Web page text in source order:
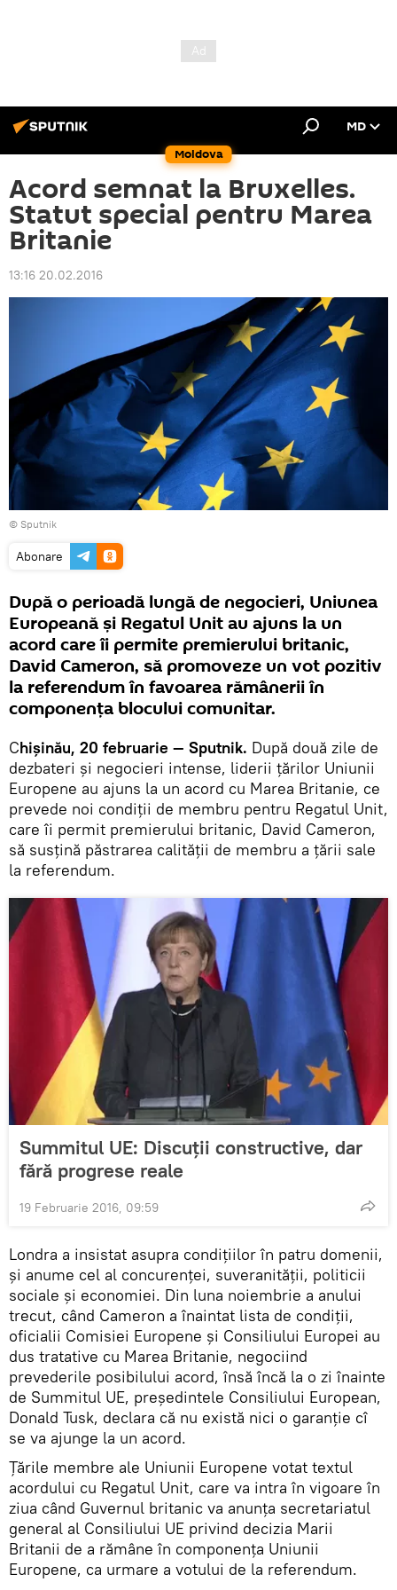
Moldova
MD
Acord semnat la Bruxelles.
Statut special pentru Marea
Britanie
13:16 20.02.2016
© Sputnik
Abonare
După o perioadă lungă de negocieri, Uniunea
Europeană şi Regatul Unit au ajuns la un
acord care îi permite premierului britanic,
David Cameron, să promoveze un vot pozitiv
la referendum în favoarea rămânerii în
componenţa blocului comunitar.
Chişinău, 20 februarie — Sputnik. După două zile de
dezbateri şi negocieri intense, liderii ţărilor Uniunii
Europene au ajuns la un acord cu Marea Britanie, ce
prevede noi condiţii de membru pentru Regatul Unit,
care îi permit premierului britanic, David Cameron,
să susţină păstrarea calităţii de membru a ţării sale
la referendum.
Summitul UE: Discuţii constructive, dar
fără progrese reale
19 Februarie 2016, 09:59
Londra a insistat asupra condiţiilor în patru domenii,
şi anume cel al concurenţei, suveranităţii, politicii
sociale şi economiei. Din luna noiembrie a anului
trecut, când Cameron a înaintat lista de condiţii,
oficialii Comisiei Europene şi Consiliului Europei au
dus tratative cu Marea Britanie, negociind
prevederile posibilului acord, însă încă la o zi înainte
de Summitul UE, preşedintele Consiliului European,
Donald Tusk, declara că nu există nici o garanţie cî
se va ajunge la un acord.
Ţările membre ale Uniunii Europene votat textul
acordului cu Regatul Unit, care va intra în vigoare în
ziua când Guvernul britanic va anunţa secretariatul
general al Consiliului UE privind decizia Marii
Britanii de a rămâne în componenţa Uniunii
Europene, ca urmare a votului de la referendum.